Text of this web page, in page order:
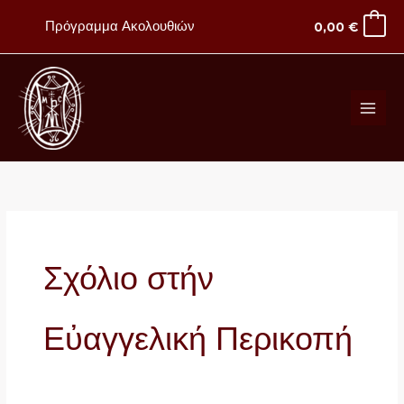
περιεχόμενο
Πρόγραμμα Ακολουθιών 0,00 €
Σχόλιο στήν
Εὐαγγελική Περικοπή